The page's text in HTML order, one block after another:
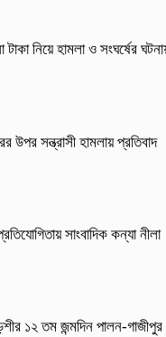
নিয়ে হামলা ও সংঘর্ষের
উপর সন্ত্রাসী হামলায় প্রতিবাদ
সাংবাদিক কন্যা নীলা
১২ তম জন্মদিন পালন-গাজীপুর